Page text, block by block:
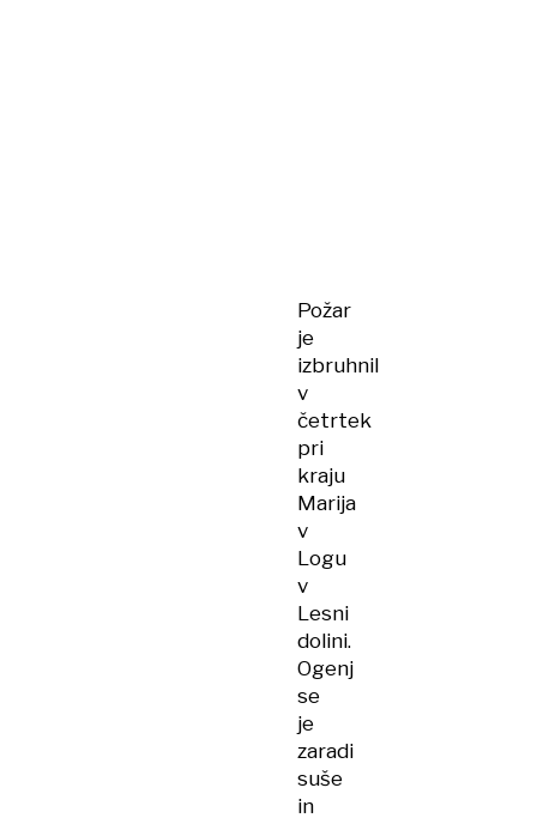
Požar
je
izbruhnil
v
četrtek
pri
kraju
Marija
v
Logu
v
Lesni
dolini.
Ogenj
se
je
zaradi
suše
in